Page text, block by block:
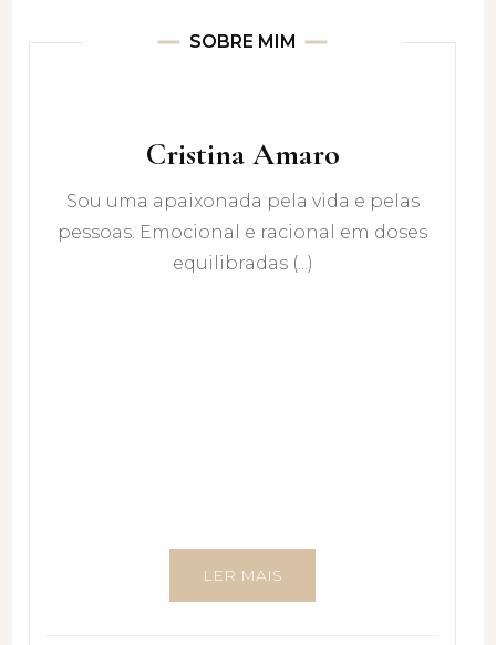
SOBRE MIM
Cristina Amaro
Sou uma apaixonada pela vida e pelas
pessoas. Emocional e racional em doses
equilibradas (...)
LER MAIS